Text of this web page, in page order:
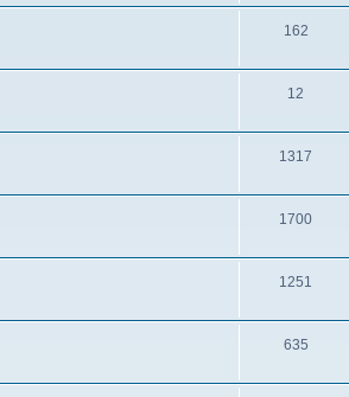
162
12
1317
1700
1251
635